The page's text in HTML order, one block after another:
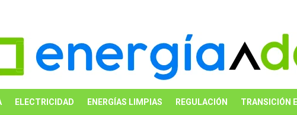
ELECTRICIDAD ENERGÍAS LIMPIAS REGULACIÓN TRANSICIÓN